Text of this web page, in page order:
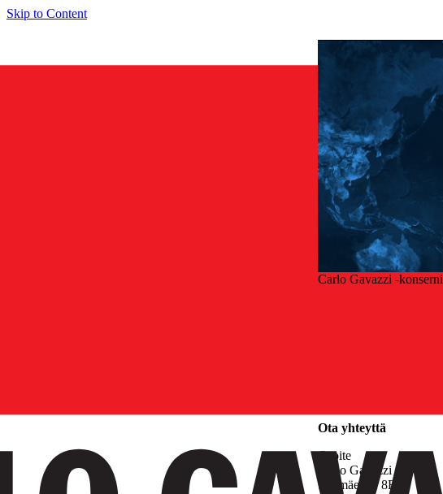
Skip to Content
Carlo Gavazzi -konserni
Ota yhteyttä
Osoite
Carlo Gavazzi OY AB
Sinimäentie 8B